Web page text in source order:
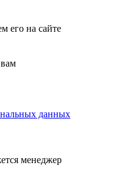
его на сайте
данных
менеджер